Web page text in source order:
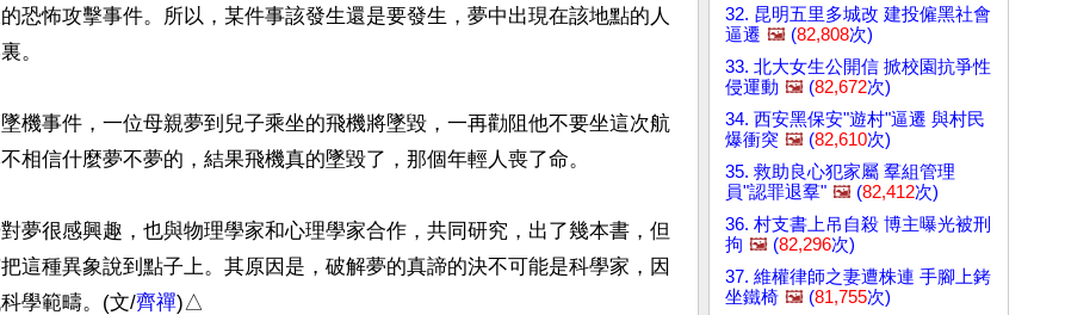
恐怖攻擊事件。所以，某件事該發生還是要發生，夢中出現在該地點的人
。
機事件，一位母親夢到兒子乘坐的飛機將墜毀，一再勸阻他不要坐這次航
相信什麼夢不夢的，結果飛機真的墜毀了，那個年輕人喪了命。
夢很感興趣，也與物理學家和心理學家合作，共同研究，出了幾本書，但
這種異象說到點子上。其原因是，破解夢的真諦的決不可能是科學家，因
學範疇。(文/齊禪)△
32. 昆明五里多城改 建投僱黑社會
逼遷 🖼️ (82,808次)
33. 北大女生公開信 掀校園抗爭性
侵運動 🖼️ (82,672次)
34. 西安黑保安"遊村"逼遷 與村民
爆衝突 🖼️ (82,610次)
35. 救助良心犯家屬 羣組管理
員"認罪退羣" 🖼️ (82,412次)
36. 村支書上吊自殺 博主曝光被刑
拘 🖼️ (82,296次)
37. 維權律師之妻遭株連 手腳上銬
坐鐵椅 🖼️ (81,755次)